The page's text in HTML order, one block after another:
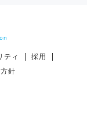
ティ
採用
針